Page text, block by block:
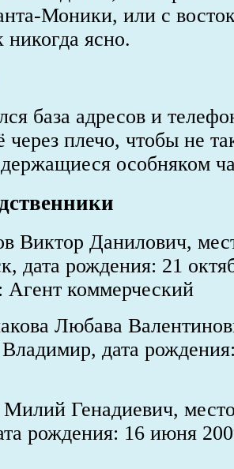
Моники, или с
ясно.
база адресов и
через плечо, чтобы не
держащиеся особняком
Виктор Данилович,
дата рождения: 21
Агент коммерческий
Любава
дата
Генадиевич,
рождения: 16 июня